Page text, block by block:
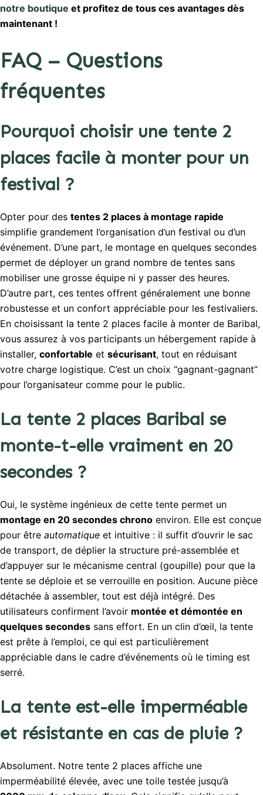
notre boutique et profitez de tous ces avantages dès
maintenant !
FAQ – Questions
fréquentes
Pourquoi choisir une tente 2
places facile à monter pour un
festival ?
Opter pour des tentes 2 places à montage rapide
simplifie grandement l’organisation d’un festival ou d’un
événement. D’une part, le montage en quelques secondes
permet de déployer un grand nombre de tentes sans
mobiliser une grosse équipe ni y passer des heures.
D’autre part, ces tentes offrent généralement une bonne
robustesse et un confort appréciable pour les festivaliers.
En choisissant la tente 2 places facile à monter de Baribal,
vous assurez à vos participants un hébergement rapide à
installer, confortable et sécurisant, tout en réduisant
votre charge logistique. C’est un choix “gagnant-gagnant”
pour l’organisateur comme pour le public.
La tente 2 places Baribal se
monte-t-elle vraiment en 20
secondes ?
Oui, le système ingénieux de cette tente permet un
montage en 20 secondes chrono environ. Elle est conçue
pour être automatique et intuitive : il suffit d’ouvrir le sac
de transport, de déplier la structure pré-assemblée et
d’appuyer sur le mécanisme central (goupille) pour que la
tente se déploie et se verrouille en position. Aucune pièce
détachée à assembler, tout est déjà intégré. Des
utilisateurs confirment l’avoir montée et démontée en
quelques secondes sans effort. En un clin d’œil, la tente
est prête à l’emploi, ce qui est particulièrement
appréciable dans le cadre d’événements où le timing est
serré.
La tente est-elle imperméable
et résistante en cas de pluie ?
Absolument. Notre tente 2 places affiche une
imperméabilité élevée, avec une toile testée jusqu’à